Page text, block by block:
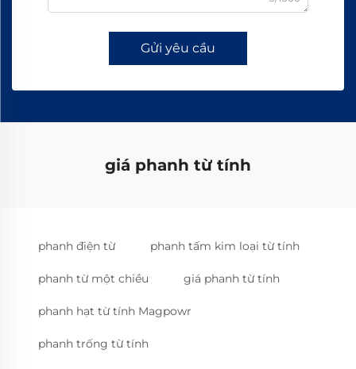
Gửi yêu cầu
giá phanh từ tính
phanh điện từ phanh tấm kim loại từ tính
phanh từ một chiều giá phanh từ tính
phanh hạt từ tính Magpowr
phanh trống từ tính